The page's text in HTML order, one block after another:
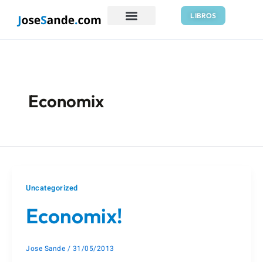
LIBROS
Economix
Uncategorized
Economix!
Jose Sande / 31/05/2013